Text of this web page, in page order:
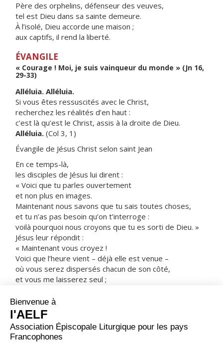
Père des orphelins, défenseur des veuves,
tel est Dieu dans sa sainte demeure.
À l’isolé, Dieu accorde une maison ;
aux captifs, il rend la liberté.
ÉVANGILE
« Courage ! Moi, je suis vainqueur du monde » (Jn 16,
29-33)
Alléluia. Alléluia.
Si vous êtes ressuscités avec le Christ,
recherchez les réalités d’en haut :
c’est là qu’est le Christ, assis à la droite de Dieu.
Alléluia. (Col 3, 1)
Évangile de Jésus Christ selon saint Jean
En ce temps-là,
les disciples de Jésus lui dirent :
« Voici que tu parles ouvertement
et non plus en images.
Maintenant nous savons que tu sais toutes choses,
et tu n’as pas besoin qu’on t’interroge :
voilà pourquoi nous croyons que tu es sorti de Dieu. »
Jésus leur répondit :
« Maintenant vous croyez !
Voici que l’heure vient – déjà elle est venue –
où vous serez dispersés chacun de son côté,
et vous me laisserez seul ;
puisque le Père est avec moi.
Je vous ai parlé ainsi,
afin qu’en moi vous ayez la paix.
Dans le monde, vous avez à souffrir,
mais courage !